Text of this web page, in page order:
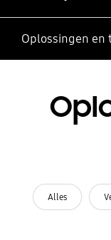
Oplossingen en
Alles